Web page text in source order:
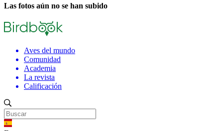
Las fotos aún no se han subido
Aves del mundo
Comunidad
Academia
La revista
Calificación